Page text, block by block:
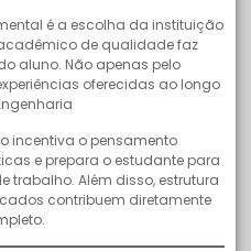
é a escolha da instituição
de qualidade faz
aluno. Não apenas pelo
oferecidas ao longo
incentiva o pensamento
e prepara o estudante para
trabalho. Além disso, estrutura
contribuem diretamente